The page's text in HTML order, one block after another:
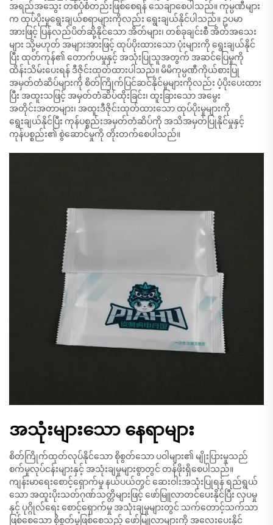
အရည်အသွေး တစ်ပုံစံတည်းဖြစ်စေရန် သေချာစေပါသည်။ ကုမ္ပဏီများ
က ထုပ်ပိုးမှုရွေးချယ်စရာများကိုလည်း ရွေးချယ်နိုင်ပါသည်။ ဥပမာ
အားဖြင့် ပြန်လည်ပိတ်ဆို့နိုင်သော အိတ်များ၊ တစ်ခုချင်းစီ အိတ်အသေး
များ သို့မဟုတ် အများအားဖြင့် ထုပ်ပိုးထားသော ပုံးများကို ရွေးချယ်နိုင်
ပြီး ထုတ်ကုန်၏ တောက်ပမှုနှင့် အသုံးပြုသူအတွက် အဆင်ပြေမှုကို
ထိန်းသိမ်းပေးရန် ဒီဇိုင်းထုတ်ထားပါသည်။ မိမိကုမ္ပဏီကိုယ်စားပြု
အမှတ်တံဆိပ်များကို စိတ်ကြိုက်ပြင်ဆင်နိုင်မှုများကိုလည်း ပံ့ပိုးပေးထား
ပြီး အထူးသဖြင့် အမှတ်တံဆိပ်ထိုးခြင်း၊ ထူးခြားသော အမွေး
အတိုင်းအတာများ၊ အထူးဒီဇိုင်းထုတ်ထားသော ထုပ်ပိုးမှုများကို
ရွေးချယ်နိုင်ပြီး ကုန်ပစ္စည်းအမှတ်တံဆိပ်ကို အသိအမှတ်ပြုနိုင်မှုနှင့်
ကုန်ပစ္စည်း၏ စွဲဆောင်မှုကို တိုးတက်စေပါသည်။
အသုံးများသော နေရာများ
စိတ်ကြိုက်ထုတ်လုပ်နိုင်သော စိုစွတ်သော ပဝါများ၏ မျိုးပြားမှုသည်
စက်မှုလုပ်ငန်းများနှင့် အသုံးချမှုများစွာတွင် တန်ဖိုးရှိစေပါသည်။
ကျန်းမာရေးစောင့်ရှောက်မှု နယ်ပယ်တွင် ဆေးဝါးအသုံးပြုရန် ရည်ရွယ်
သော အထူးပိုးသတ်ဂုဏ်သတ္တိများဖြင့် ဖော်မြူလာတင်ပေးနိုင်ပြီး လှပမှု
နှင့် ပုဂ္ဂိုလ်ရေး စောင့်ရှောက်မှု အသုံးချမှုများတွင် သက်တောင့်သက်သာ
ဖြစ်စေသော စိုစွတ်မှုဖြစ်စေသည့် ဖော်မြူလာများကို အလေးပေးနိုင်